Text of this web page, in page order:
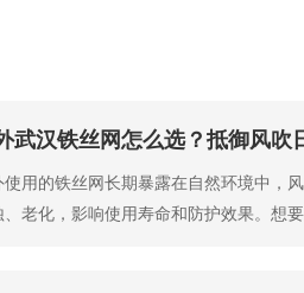
武汉铁丝网怎么选？抵御风吹
使用的铁丝网长期暴露在自然环境中，
、老化，影响使用寿命和防护效果。想